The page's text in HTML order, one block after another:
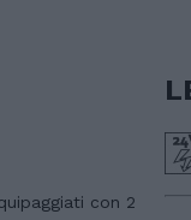
con 2